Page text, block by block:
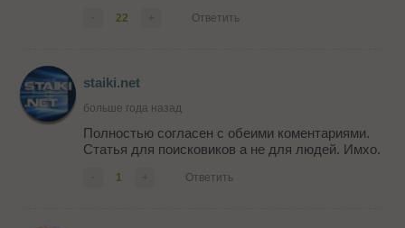
22 Ответить
staiki.net
больше года назад
Полностью согласен с обеими коментариями.
Статья для поисковиков а не для людей. Имхо.
1 Ответить